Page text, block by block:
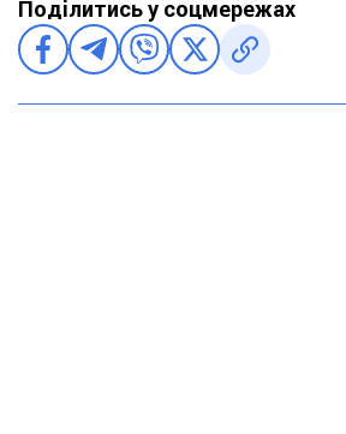
Поділитись у соцмережах